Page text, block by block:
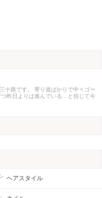
十路です。 寄り道ばかりで中々ゴー
昨日よりは進んでいる…と信じて今
ヘアスタイル